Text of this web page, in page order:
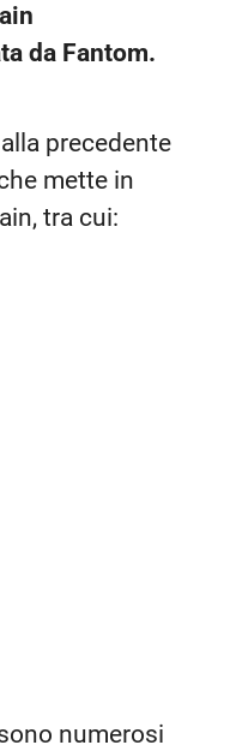
da Fantom.
precedente
mette in
tra cui:
numerosi